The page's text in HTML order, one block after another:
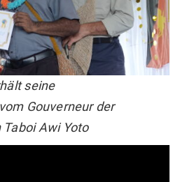
seine
Gouverneur der
Awi Yoto